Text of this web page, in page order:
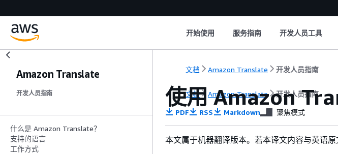
开始使用 服务指南 开发人员工具
Amazon Translate
开发人员指南
什么是 Amazon Translate？
支持的语言
工作方式
文档 Amazon Translate 开发人员指南
文档 Amazon Translate 开发人员指南
使用 Amazon
PDF RSS Markdown 聚焦模式
本文属于机器翻译版本。若本译文内容与英语